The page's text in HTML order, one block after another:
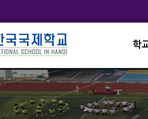
학
학
학